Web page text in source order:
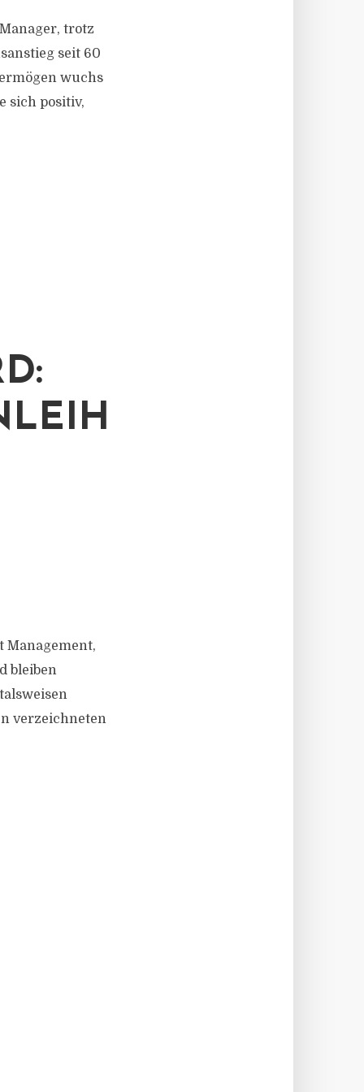
trotz
seit 60
wuchs
sich positiv,
Management,
bleiben
verzeichneten